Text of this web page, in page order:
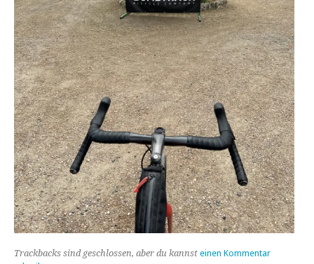
Trackbacks sind geschlossen, aber du kannst einen Kommentar